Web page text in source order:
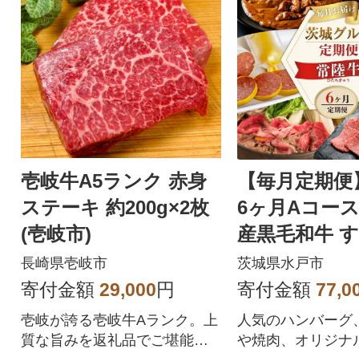
壱岐牛A5ランク 赤身
ステーキ 約200g×2枚
(壱岐市)
長崎県壱岐市
寄付金額 29,000円
壱岐が誇る壱岐牛Aランク。上
質な旨みを返礼品でご堪能く
【毎月定期
6ヶ月Aコー
産黒毛和牛
焼肉 ハンバ
ーなど全6回
茨城県水戸市
寄付金額
人気のハンバーグ
や焼肉、オリジナ